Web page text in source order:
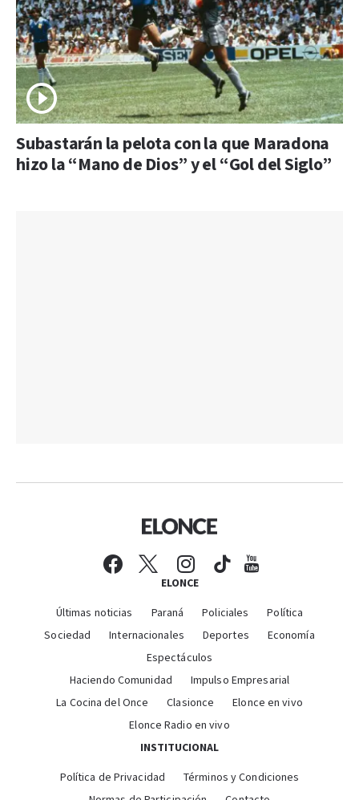
Subastarán la pelota con la que Maradona
hizo la “Mano de Dios” y el “Gol del Siglo”
ELONCE
Últimas noticias Paraná Policiales
Política
Sociedad
Internacionales Deportes
Economía
Espectáculos
Haciendo Comunidad
Impulso Empresarial
La Cocina del Once
Clasionce
Elonce en vivo
Elonce Radio en vivo
INSTITUCIONAL
Política de Privacidad
Términos y Condiciones